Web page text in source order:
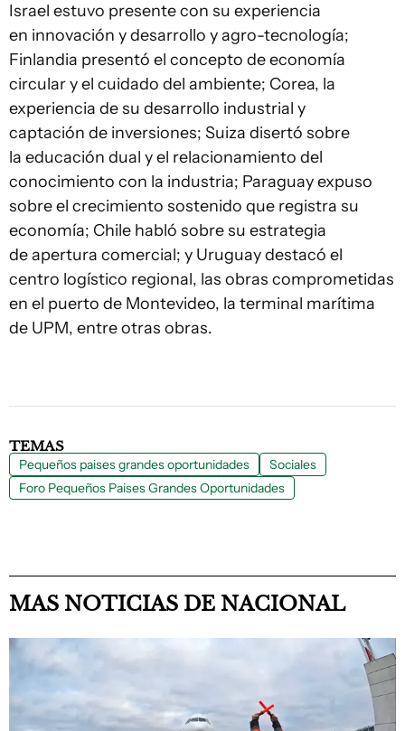
Israel estuvo presente con su experiencia
en innovación y desarrollo y agro-tecnología;
Finlandia presentó el concepto de economía
circular y el cuidado del ambiente; Corea, la
experiencia de su desarrollo industrial y
captación de inversiones; Suiza disertó sobre
la educación dual y el relacionamiento del
conocimiento con la industria; Paraguay expuso
sobre el crecimiento sostenido que registra su
economía; Chile habló sobre su estrategia
de apertura comercial; y Uruguay destacó el
centro logístico regional, las obras comprometidas
en el puerto de Montevideo, la terminal marítima
de UPM, entre otras obras.
TEMAS
Pequeños paises grandes oportunidades
Sociales
Foro Pequeños Paises Grandes Oportunidades
MAS NOTICIAS DE NACIONAL